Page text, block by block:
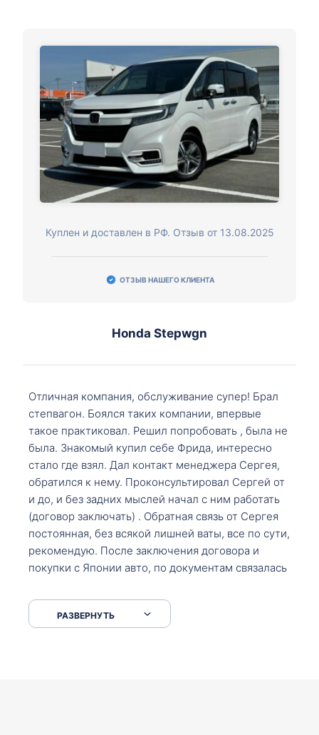
Куплен и доставлен в РФ. Отзыв от 13.08.2025
ОТЗЫВ НАШЕГО КЛИЕНТА
Honda Stepwgn
Отличная компания, обслуживание супер! Брал
степвагон. Боялся таких компании, впервые
такое практиковал. Решил попробовать , была не
была. Знакомый купил себе Фрида, интересно
стало где взял. Дал контакт менеджера Сергея,
обратился к нему. Проконсультировал Сергей от
и до, и без задних мыслей начал с ним работать
(договор заключать) . Обратная связь от Сергея
постоянная, без всякой лишней ваты, все по сути,
рекомендую. После заключения договора и
покупки с Японии авто, по документам связалась
что заполнить, куда зайти, образцы и т.д. После
приехал за авто. Меня тепло встретили Сергей с
РАЗВЕРНУТЬ